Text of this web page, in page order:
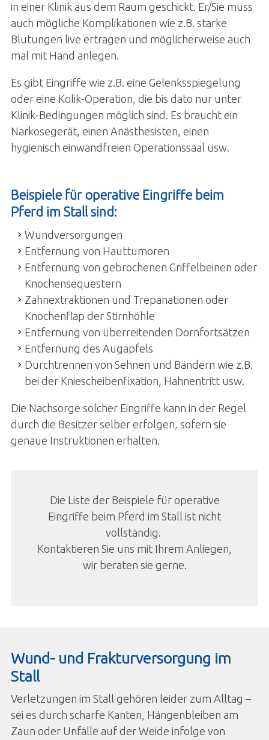
in einer Klinik aus dem Raum geschickt. Er/Sie muss
auch mögliche Komplikationen wie z.B. starke
Blutungen live ertragen und möglicherweise auch
mal mit Hand anlegen.
Es gibt Eingriffe wie z.B. eine Gelenksspiegelung
oder eine Kolik-Operation, die bis dato nur unter
Klinik-Bedingungen möglich sind. Es braucht ein
Narkosegerät, einen Anästhesisten, einen
hygienisch einwandfreien Operationssaal usw.
Beispiele für operative Eingriffe beim
Pferd im Stall sind:
Wundversorgungen
Entfernung von Hauttumoren
Entfernung von gebrochenen Griffelbeinen oder
Knochensequestern
Zahnextraktionen und Trepanationen oder
Knochenflap der Stirnhöhle
Entfernung von überreitenden Dornfortsätzen
Entfernung des Augapfels
Durchtrennen von Sehnen und Bändern wie z.B.
bei der Kniescheibenfixation, Hahnentritt usw.
Die Nachsorge solcher Eingriffe kann in der Regel
durch die Besitzer selber erfolgen, sofern sie
genaue Instruktionen erhalten.
Die Liste der Beispiele für operative
Eingriffe beim Pferd im Stall ist nicht
vollständig.
Kontaktieren Sie uns mit Ihrem Anliegen,
wir beraten sie gerne.
Wund- und Frakturversorgung im
Stall
Verletzungen im Stall gehören leider zum Alltag –
sei es durch scharfe Kanten, Hängenbleiben am
Zaun oder Unfälle auf der Weide infolge von